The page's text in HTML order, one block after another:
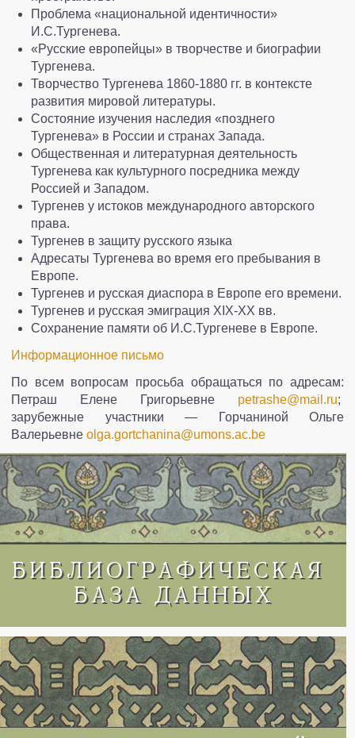
Проблема «национальной идентичности»
И.С.Тургенева.
«Русские европейцы» в творчестве и биографии
Тургенева.
Творчество Тургенева 1860-1880 гг. в контексте
развития мировой литературы.
Состояние изучения наследия «позднего
Тургенева» в России и странах Запада.
Общественная и литературная деятельность
Тургенева как культурного посредника между
Россией и Западом.
Тургенев у истоков международного авторского
права.
Тургенев в защиту русского языка
Адресаты Тургенева во время его пребывания в
Европе.
Тургенев и русская диаспора в Европе его времени.
Тургенев и русская эмиграция XIX-XX вв.
Сохранение памяти об И.С.Тургеневе в Европе.
Информационное письмо
По всем вопросам просьба обращаться по адресам:
Петраш Елене Григорьевне petrashe@mail.ru;
зарубежные участники — Горчаниной Ольге
Валерьевне olga.gortchanina@umons.ac.be